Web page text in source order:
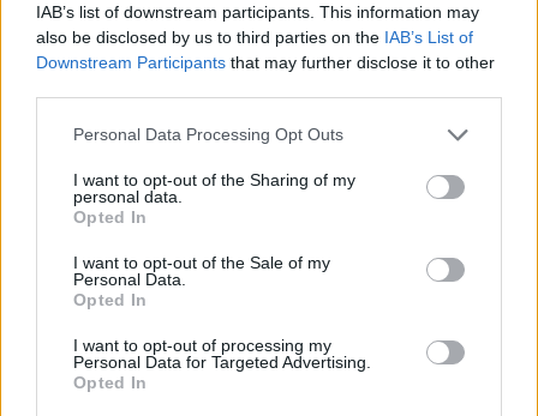
IAB’s list of downstream participants. This information may
also be disclosed by us to third parties on the IAB’s List of
Downstream Participants that may further disclose it to other
Please note that this website/app uses one or more Google
not limited to your visit or usage behaviour. You may click to
grant or deny consent to Google and its third-party tags to
use your data for below specified purposes in below Google
consent section.
Personal Data Processing Opt Outs
I want to opt-out of the Sharing of my
personal data.
Opted In
I want to opt-out of the Sale of my
Personal Data.
Opted In
I want to opt-out of processing my
Personal Data for Targeted Advertising.
Opted In
A kipufogógázok károsítják az
agyműködést
zoldpalya.hu| 2023.02.02 17:41
Több mint 500 UFO-észlelésről
jelentése
Egy csapat tudós azon dolgozik,
hogy ők mondhassák meg, mi
Az Intel tisztázta, hogy